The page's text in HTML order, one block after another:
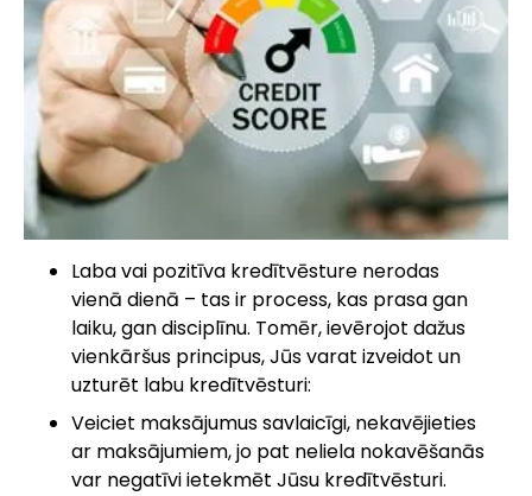
Laba vai pozitīva kredītvēsture nerodas
vienā dienā – tas ir process, kas prasa gan
laiku, gan disciplīnu. Tomēr, ievērojot dažus
vienkāršus principus, Jūs varat izveidot un
uzturēt labu kredītvēsturi:
Veiciet maksājumus savlaicīgi, nekavējieties
ar maksājumiem, jo pat neliela nokavēšanās
var negatīvi ietekmēt Jūsu kredītvēsturi.